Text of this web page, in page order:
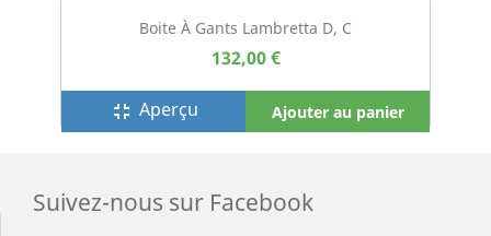
Boite À Gants Lambretta D, C
132,00 €
fullscreen_exit Aperçu Ajouter au panier
Suivez-nous sur Facebook